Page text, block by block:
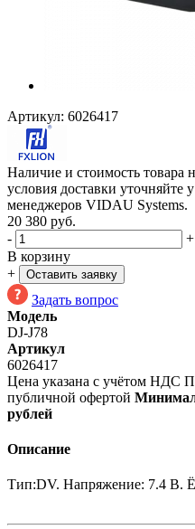
Артикул: 6026417
Наличие и стоимость товара
условия доставки
менеджеров VIDAU Systems.
20 380 руб.
-
+
В корзину
+
Оставить заявку
Задать вопрос
Модель
DJ-J78
Артикул
6026417
Цена указана с учётом НДС
публичной офертой
рублей
Описание
Тип:DV. Напряжение: 7.4 В.